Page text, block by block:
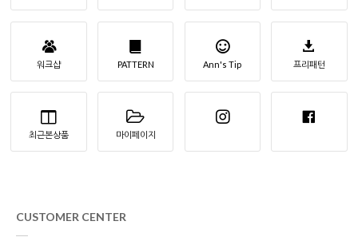
워크샵 PATTERN Ann's Tip 프리패턴
최근본상품 마이페이지
CUSTOMER CENTER